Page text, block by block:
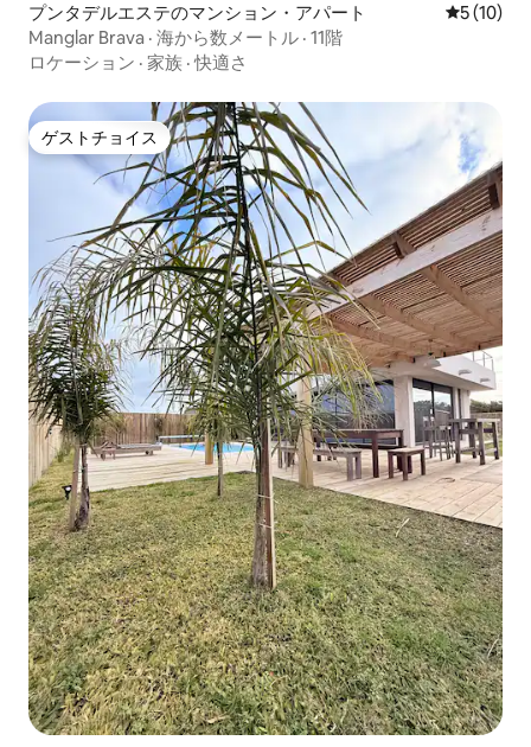
プンタデルエステのマンション・アパート レビュー
5 (10)
Manglar Brava · 海から数メートル · 11階
ロケーション · 家族 ·快適さ
ゲストチョイス
ゲストチョイス